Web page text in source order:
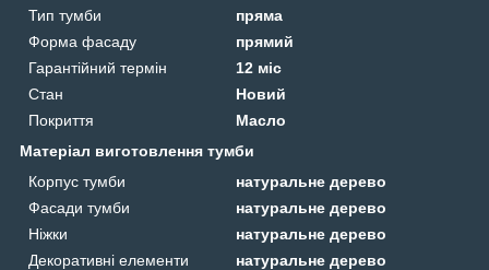
Тип тумби
пряма
Форма фасаду
прямий
Гарантійний термін
12 міс
Стан
Новий
Покриття
Масло
Матеріал виготовлення тумби
Корпус тумби
натуральне дерево
Фасади тумби
натуральне дерево
Ніжки
натуральне дерево
Декоративні елементи
натуральне дерево